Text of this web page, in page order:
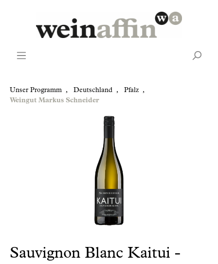
Unser Programm , Deutschland , Pfalz
,
Weingut Markus Schneider
Sauvignon Blanc Kaitui -